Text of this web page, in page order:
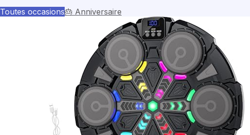
Toutes occasions🎂 Anniversaire